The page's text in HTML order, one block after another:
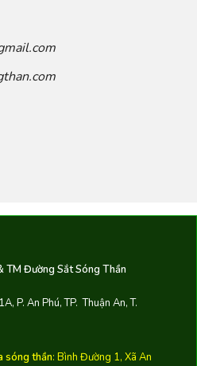
TM Đường Sắt Sóng Thần
P. An Phú, TP. Thuận An, T.
sóng thần: Bình Đường 1, Xã An